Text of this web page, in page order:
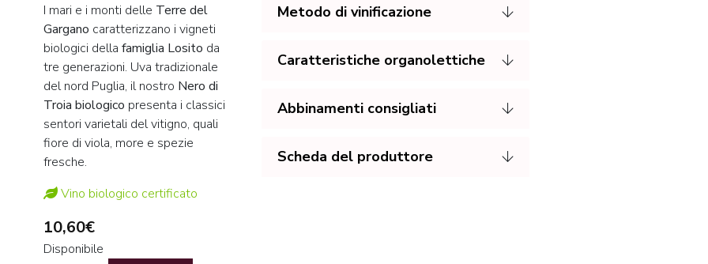
I mari e i monti delle Terre del
Gargano caratterizzano i vigneti
biologici della famiglia Losito da
tre generazioni. Uva tradizionale
del nord Puglia, il nostro Nero di
Troia biologico presenta i classici
sentori varietali del vitigno, quali
fiore di viola, more e spezie
fresche.
Vino biologico certificato
10,60€
Disponibile
Metodo di vinificazione
Caratteristiche organolettiche
Abbinamenti consigliati
Scheda del produttore